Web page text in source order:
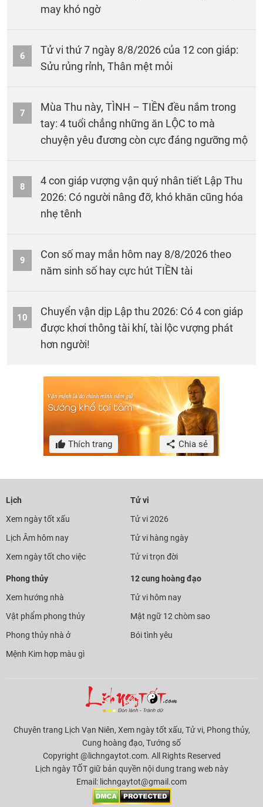
may khó ngờ
6
Tử vi thứ 7 ngày 8/8/2026 của 12 con giáp:
Sửu rủng rỉnh, Thân mệt mỏi
7
Mùa Thu này, TÌNH – TIỀN đều nắm trong
tay: 4 tuổi chẳng những ăn LỘC to mà
chuyện yêu đương còn cực đáng ngưỡng mộ
8
4 con giáp vượng vận quý nhân tiết Lập Thu
2026: Có người nâng đỡ, khó khăn cũng hóa
nhẹ tênh
9
Con số may mắn hôm nay 8/8/2026 theo
năm sinh số hay cực hút TIỀN tài
10
Chuyển vận dịp Lập thu 2026: Có 4 con giáp
được khơi thông tài khí, tài lộc vượng phát
hơn người!
Thích trang Chia sẻ
Lịch
Xem ngày tốt xấu
Lịch Âm hôm nay
Xem ngày tốt cho việc
Tử vi
Tử vi 2026
Tử vi hàng ngày
Tử vi trọn đời
Phong thủy
Xem hướng nhà
Vật phẩm phong thủy
Phong thủy nhà ở
Mệnh Kim hợp màu gì
12 cung hoàng đạo
Tử vi hôm nay
Mật ngữ 12 chòm sao
Bói tình yêu
Chuyên trang Lịch Vạn Niên, Xem ngày tốt xấu, Tử vi, Phong thủy,
Cung hoàng đạo, Tướng số
Copyright @lichngaytot.com. All Rights Reserved
Lịch ngày TỐT giữ bản quyền nội dung trang web này
Email: lichngaytot@gmail.com